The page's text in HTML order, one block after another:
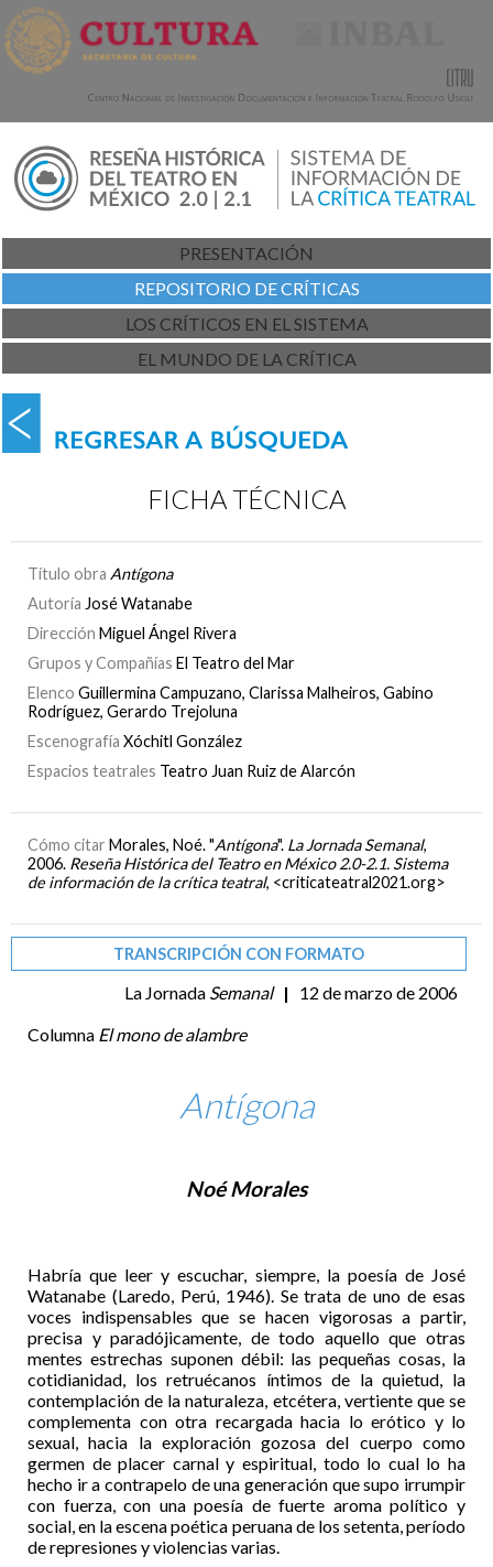
PRESENTACIÓN
REPOSITORIO DE CRÍTICAS
LOS CRÍTICOS EN EL SISTEMA
EL MUNDO DE LA CRÍTICA
FICHA TÉCNICA
Título obra Antígona
Autoría José Watanabe
Dirección Miguel Ángel Rivera
Grupos y Compañías El Teatro del Mar
Elenco Guillermina Campuzano, Clarissa Malheiros, Gabino
Rodríguez, Gerardo Trejoluna
Escenografía Xóchitl González
Espacios teatrales Teatro Juan Ruiz de Alarcón
Cómo citar Morales, Noé. "Antígona". La Jornada Semanal,
2006. Reseña Histórica del Teatro en México 2.0-2.1. Sistema
de información de la crítica teatral, <criticateatral2021.org>
TRANSCRIPCIÓN CON FORMATO
La Jornada Semanal |
12 de marzo de 2006
Columna El mono de alambre
Antígona
Noé Morales
Habría que leer y escuchar, siempre, la poesía de José
Watanabe (Laredo, Perú, 1946). Se trata de uno de esas
voces indispensables que se hacen vigorosas a partir,
precisa y paradójicamente, de todo aquello que otras
mentes estrechas suponen débil: las pequeñas cosas, la
cotidianidad, los retruécanos íntimos de la quietud, la
contemplación de la naturaleza, etcétera, vertiente que se
complementa con otra recargada hacia lo erótico y lo
sexual, hacia la exploración gozosa del cuerpo como
germen de placer carnal y espiritual, todo lo cual lo ha
hecho ir a contrapelo de una generación que supo irrumpir
con fuerza, con una poesía de fuerte aroma político y
social, en la escena poética peruana de los setenta, período
de represiones y violencias varias.